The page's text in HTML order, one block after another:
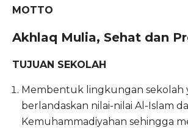
MOTTO
Akhlaq Mulia, Sehat dan
TUJUAN SEKOLAH
Membentuk lingkungan sekolah
berlandaskan nilai-nilai Al-Islam
Kemuhammadiyahan sehingga